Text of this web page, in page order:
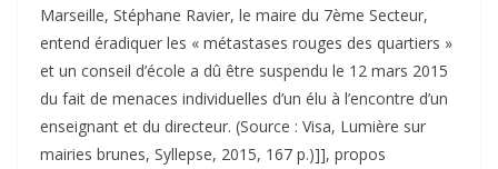
Marseille, Stéphane Ravier, le maire du 7ème Secteur,
entend éradiquer les « métastases rouges des quartiers »
et un conseil d’école a dû être suspendu le 12 mars 2015
du fait de menaces individuelles d’un élu à l’encontre d’un
enseignant et du directeur. (Source : Visa, Lumière sur
mairies brunes, Syllepse, 2015, 167 p.)]], propos